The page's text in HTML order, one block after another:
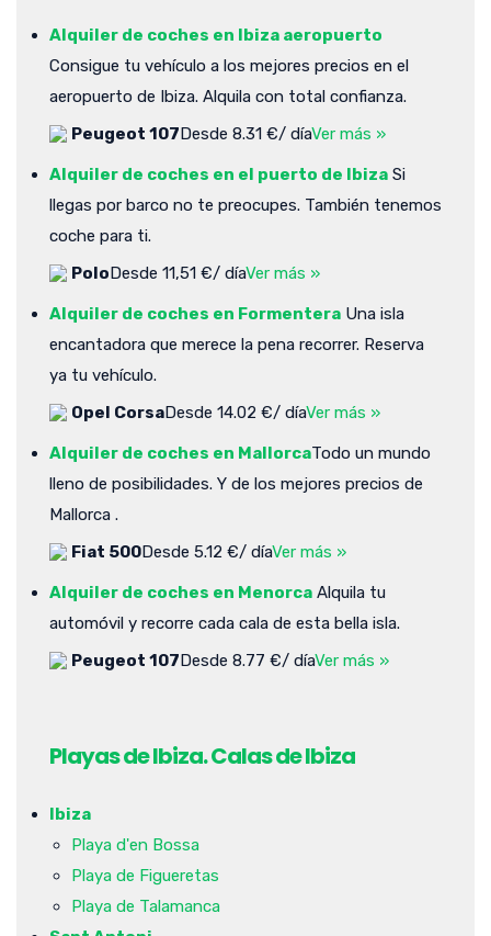
Alquiler de coches en Ibiza aeropuerto
Consigue tu vehículo a los mejores precios en el
aeropuerto de Ibiza. Alquila con total confianza.
Peugeot 107Desde 8.31 €/ díaVer más »
Alquiler de coches en el puerto de Ibiza Si
llegas por barco no te preocupes. También tenemos
coche para ti.
PoloDesde 11,51 €/ díaVer más »
Alquiler de coches en Formentera Una isla
encantadora que merece la pena recorrer. Reserva
ya tu vehículo.
Opel CorsaDesde 14.02 €/ díaVer más »
Alquiler de coches en MallorcaTodo un mundo
lleno de posibilidades. Y de los mejores precios de
Mallorca .
Fiat 500Desde 5.12 €/ díaVer más »
Alquiler de coches en Menorca Alquila tu
automóvil y recorre cada cala de esta bella isla.
Peugeot 107Desde 8.77 €/ díaVer más »
Playas de Ibiza. Calas de Ibiza
Ibiza
Playa d'en Bossa
Playa de Figueretas
Playa de Talamanca